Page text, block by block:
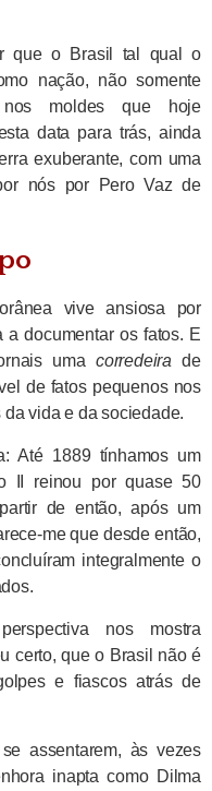
que o Brasil tal qual o
nação, não somente
nos moldes que hoje
data para trás, ainda
exuberante, com uma
nós por Pero Vaz de
vive ansiosa por
documentar os fatos. E
umacorredeira de
de fatos pequenos nos
vida e da sociedade.
Até 1889 tínhamos um
II reinou por quase 50
de então, após um
me que desde então,
integralmente o
nos mostra
certo, que o Brasil não é
e fiascos atrás de
assentarem, às vezes
inapta como Dilma